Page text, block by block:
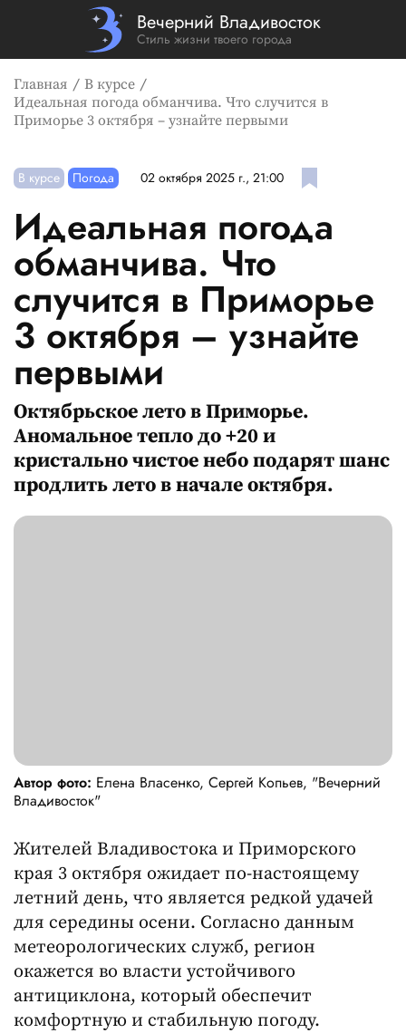
Вечерний Владивосток
Стиль жизни твоего города
Главная
В курсе
Идеальная погода обманчива. Что случится в
Приморье 3 октября – узнайте первыми
В курсе Погода 02 октября 2025 г., 21:00
Идеальная погода
обманчива. Что
случится в Приморье
3 октября – узнайте
первыми
Октябрьское лето в Приморье.
Аномальное тепло до +20 и
кристально чистое небо подарят шанс
продлить лето в начале октября.
Автор фото: Елена Власенко, Сергей Копьев, "Вечерний
Владивосток"
Жителей Владивостока и Приморского
края 3 октября ожидает по-настоящему
летний день, что является редкой удачей
для середины осени. Согласно данным
метеорологических служб, регион
окажется во власти устойчивого
антициклона, который обеспечит
комфортную и стабильную погоду.